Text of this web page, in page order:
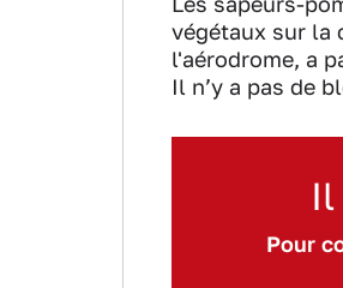
végétaux sur la
l'aérodrome, a
Il n’y a pas de
Pour